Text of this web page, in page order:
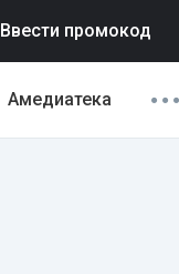
Ввести промокод
Амедиатека